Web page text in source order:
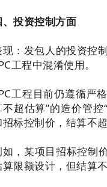
、投资控制方面
现：发包人的投资控
工程中混淆使用。
工程目前仍遵循严
不超估算”的造价管
招标控制价，结算不
如，某项目招标控制
限额设计，但结算